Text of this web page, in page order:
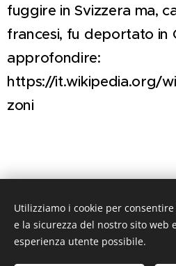
fuggire in Svizzera ma,
francesi, fu deportato in
approfondire:
https://it.wikipedia.org/
zoni
Share
Utilizziamo i cookie per
e la sicurezza del nostro sito
esperienza utente possibile.